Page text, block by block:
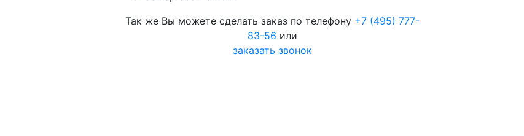
Так же Вы можете сделать заказ по телефону +7 (495) 777-
83-56 или
заказать звонок